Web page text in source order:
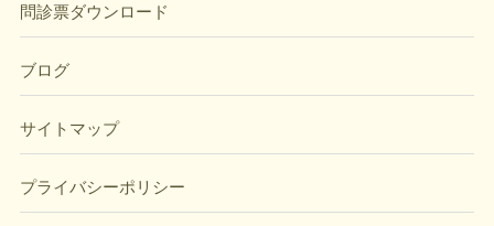
問診票ダウンロード
ブログ
サイトマップ
プライバシーポリシー